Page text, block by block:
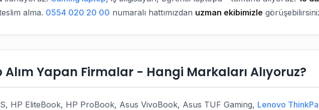
alma. 0554 020 20 00 numaralı hattımızdan uzman ekibimizle
Yapan Firmalar - Hangi Markaları Alıyoruz?
HP EliteBook, HP ProBook, Asus VivoBook, Asus TUF Gaming, Lenovo